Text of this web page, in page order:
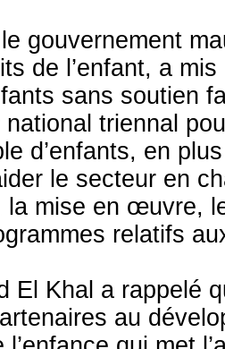
gouvernement
de l’enfant, a
sans soutien
national triennal
d’enfants, en
le secteur en
la mise en œuvre,
relatifs
El Khal a rappelé
au